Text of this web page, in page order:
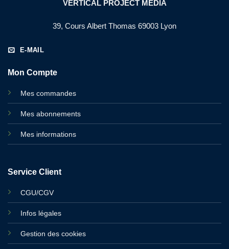
VERTICAL PROJECT MEDIA
39, Cours Albert Thomas 69003 Lyon
E-MAIL
Mon Compte
Mes commandes
Mes abonnements
Mes informations
Service Client
CGU/CGV
Infos légales
Gestion des cookies